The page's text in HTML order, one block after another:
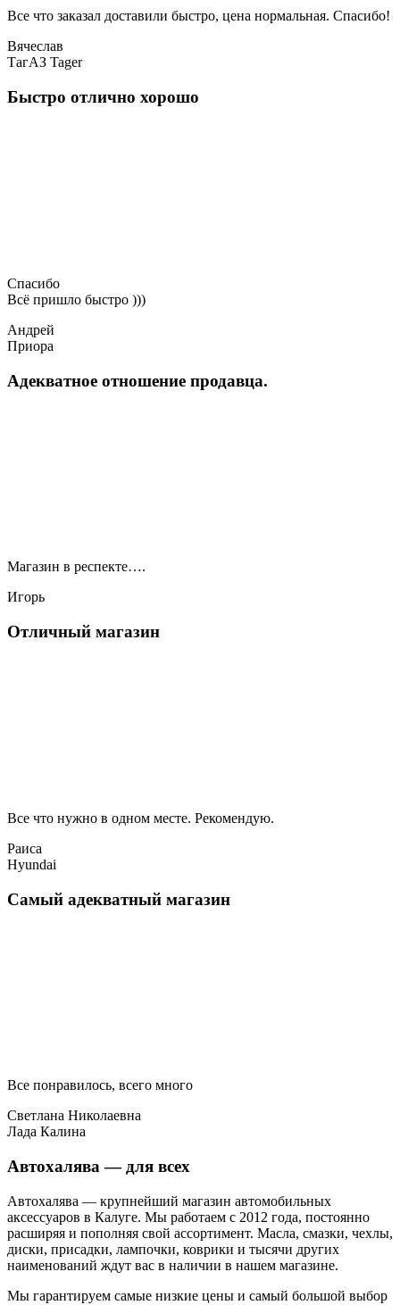
Все что заказал доставили быстро, цена нормальная. Спасибо!
Вячеслав
ТагАЗ Tager
Быстро отлично хорошо
Спасибо
Всё пришло быстро )))
Андрей
Приора
Адекватное отношение продавца.
Магазин в респекте….
Игорь
Отличный магазин
Все что нужно в одном месте. Рекомендую.
Раиса
Hyundai
Самый адекватный магазин
Все понравилось, всего много
Светлана Николаевна
Лада Калина
Автохалява — для всех
Автохалява — крупнейший магазин автомобильных
аксессуаров в Калуге. Мы работаем с 2012 года, постоянно
расширяя и пополняя свой ассортимент. Масла, смазки, чехлы,
диски, присадки, лампочки, коврики и тысячи других
наименований ждут вас в наличии в нашем магазине.
Мы гарантируем самые низкие цены и самый большой выбор